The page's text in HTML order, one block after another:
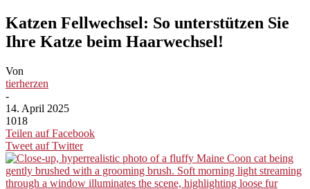
Katzen Fellwechsel: So unterstützen Sie
Ihre Katze beim Haarwechsel!
Von
tierherzen
-
14. April 2025
1018
Teilen auf Facebook
Tweet auf Twitter